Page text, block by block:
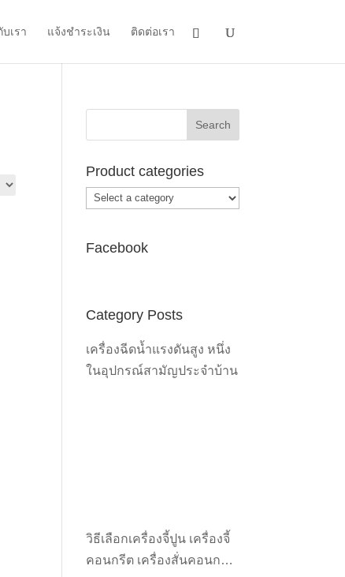
บเรา แจ้งชำระเงิน ติดต่อเรา
Product categories
Facebook
Category Posts
เครื่องฉีดน้ำแรงดันสูง หนึ่ง
ในอุปกรณ์สามัญประจำบ้าน
วิธีเลือกเครื่องจี้ปูน เครื่องจี้
คอนกรีต เครื่องสั่นคอนกรีต